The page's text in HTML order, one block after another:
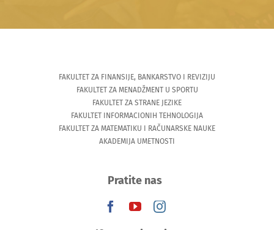
FAKULTET ZA FINANSIJE, BANKARSTVO I REVIZIJU
FAKULTET ZA MENADŽMENT U SPORTU
FAKULTET ZA STRANE JEZIKE
FAKULTET INFORMACIONIH TEHNOLOGIJA
FAKULTET ZA MATEMATIKU I RAČUNARSKE NAUKE
AKADEMIJA UMETNOSTI
Pratite nas